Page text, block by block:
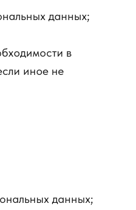
данных;
в
иное не
данных;